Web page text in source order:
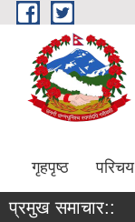
Skip to main content
गृहपृष्ठ परिचय
प्रमुख समाचार::